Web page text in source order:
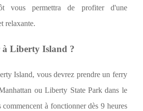
vous permettra de profiter d'une
relaxante.
à Liberty Island ?
Island, vous devrez prendre un ferry
ou Liberty State Park dans le
à fonctionner dès 9 heures